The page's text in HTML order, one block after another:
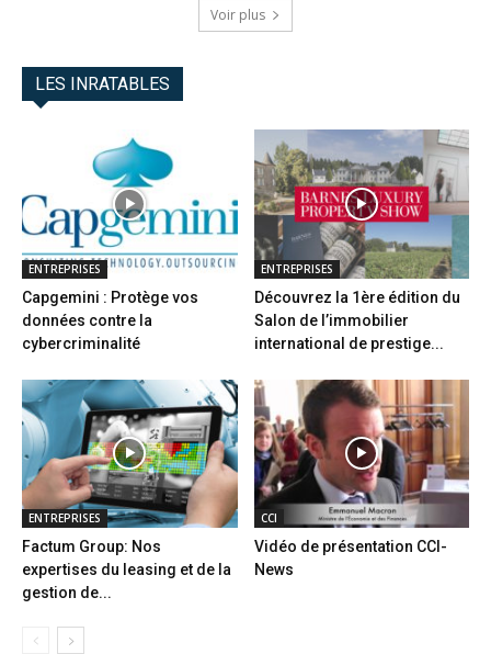
Voir plus
LES INRATABLES
ENTREPRISES
Capgemini : Protège vos
données contre la
cybercriminalité
ENTREPRISES
Découvrez la 1ère édition du
Salon de l’immobilier
international de prestige...
ENTREPRISES
Factum Group: Nos
expertises du leasing et de la
gestion de...
CCI
Vidéo de présentation CCI-
News